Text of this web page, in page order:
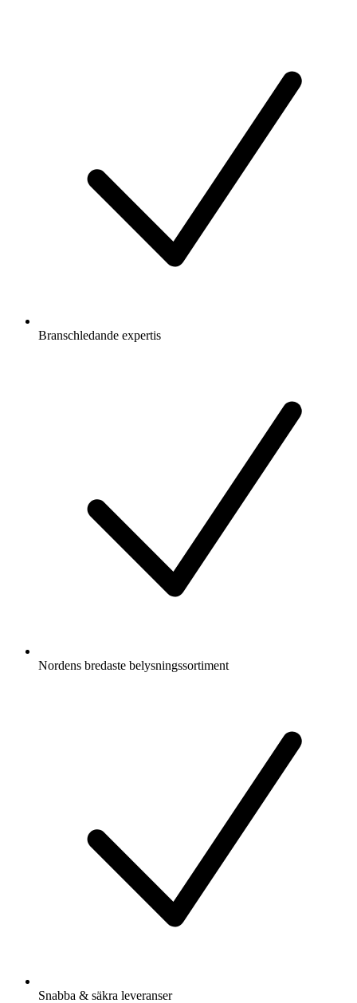
Branschledande expertis
Nordens bredaste belysningssortiment
Snabba & säkra leveranser